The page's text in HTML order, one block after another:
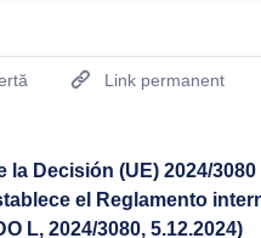
Link permanent
Decisión (UE) 2024/
el Reglamento
L, 2024/3080, 5.12.2024)